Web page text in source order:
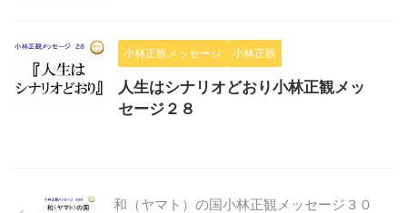
小林正観メッセージ 小林正観
人生はシナリオどおり小林正観メッ
セージ２８
和（ヤマト）の国小林正観メッセージ３０